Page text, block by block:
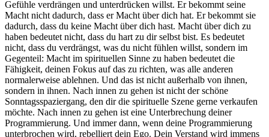
Gefühle verdrängen und unterdrücken willst. Er bekommt seine
Macht nicht dadurch, dass er Macht über dich hat. Er bekommt sie
dadurch, dass du keine Macht über dich hast. Macht über dich zu
haben bedeutet nicht, dass du hart zu dir selbst bist. Es bedeutet
nicht, dass du verdrängst, was du nicht fühlen willst, sondern im
Gegenteil: Macht im spirituellen Sinne zu haben bedeutet die
Fähigkeit, deinen Fokus auf das zu richten, was alle anderen
normalerweise ablehnen. Und das ist nicht außerhalb von ihnen,
sondern in ihnen. Nach innen zu gehen ist nicht der schöne
Sonntagsspaziergang, den dir die spirituelle Szene gerne verkaufen
möchte. Nach innen zu gehen ist eine Unterbrechung deiner
Programmierung. Und immer dann, wenn deine Programmierung
unterbrochen wird, rebelliert dein Ego. Dein Verstand wird immens